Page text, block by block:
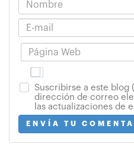
Suscribirse a este blog
dirección de correo
las actualizaciones de
ENVÍA TU